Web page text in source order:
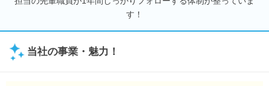
す！
当社の事業・魅力！